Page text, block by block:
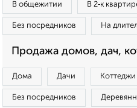
В общежитии В 2‑к
Без посредников На
Продажа домов, дач,
Дома Дачи Коттеджи
Без посредников